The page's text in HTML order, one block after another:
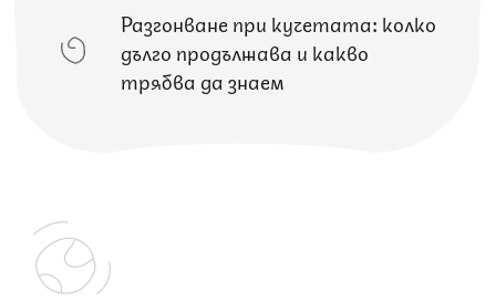
Разгонване при кучетата: колко
дълго продължава и какво
трябва да знаем